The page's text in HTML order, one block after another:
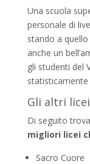
Una scuola
personale di
stando a
anche un
gli studenti del
statisticamente
Gli altri
Di seguito
migliori licei
Sacro Cuore